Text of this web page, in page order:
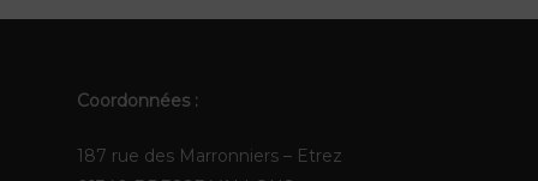
Coordonnées :
187 rue des Marronniers – Etrez